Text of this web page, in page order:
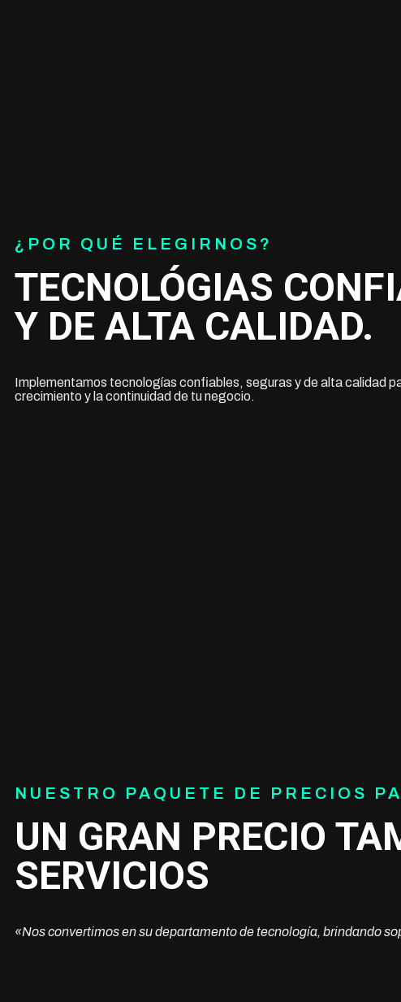
¿POR QUÉ ELEGIRNOS?
TECNOLÓGIAS
Y DE ALTA CALIDAD.
Implementamos tecnologías confiables, seguras y de alta calidad
crecimiento y la continuidad de tu negocio.
NUESTRO PAQUETE DE PRECIOS
UN GRAN PRECIO
SERVICIOS
«Nos convertimos en su departamento de tecnología, brindando